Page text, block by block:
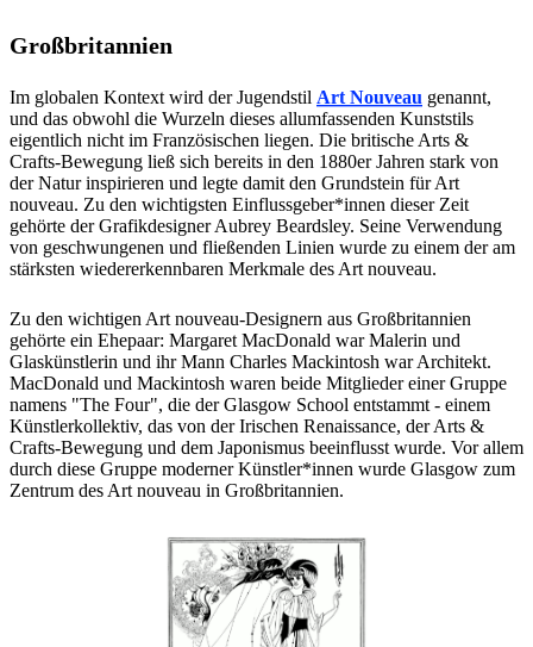
Großbritannien
Im globalen Kontext wird der Jugendstil Art Nouveau genannt,
und das obwohl die Wurzeln dieses allumfassenden Kunststils
eigentlich nicht im Französischen liegen. Die britische Arts &
Crafts-Bewegung ließ sich bereits in den 1880er Jahren stark von
der Natur inspirieren und legte damit den Grundstein für Art
nouveau. Zu den wichtigsten Einflussgeber*innen dieser Zeit
gehörte der Grafikdesigner Aubrey Beardsley. Seine Verwendung
von geschwungenen und fließenden Linien wurde zu einem der am
stärksten wiedererkennbaren Merkmale des Art nouveau.
Zu den wichtigen Art nouveau-Designern aus Großbritannien
gehörte ein Ehepaar: Margaret MacDonald war Malerin und
Glaskünstlerin und ihr Mann Charles Mackintosh war Architekt.
MacDonald und Mackintosh waren beide Mitglieder einer Gruppe
namens "The Four", die der Glasgow School entstammt - einem
Künstlerkollektiv, das von der Irischen Renaissance, der Arts &
Crafts-Bewegung und dem Japonismus beeinflusst wurde. Vor allem
durch diese Gruppe moderner Künstler*innen wurde Glasgow zum
Zentrum des Art nouveau in Großbritannien.